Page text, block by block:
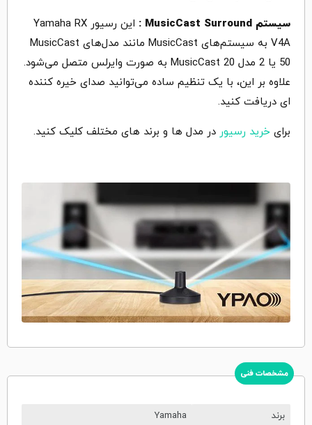
سیستم MusicCast Surround :
این رسیور Yamaha RX
V4A به سیستم‌های MusicCast مانند مدل‌های MusicCast
50 یا 2 مدل MusicCast 20 به صورت وایرلس متصل می‌شود.
علاوه بر این، با یک تنظیم ساده می‌توانید صدای خیره کننده
ای دریافت کنید.
برای خرید رسیور در مدل ها و برند های مختلف کلیک کنید.
مشخصات فنی
برند Yamaha